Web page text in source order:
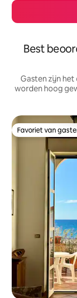
Best
Gasten zijn het
worden hoog
Favoriet van
Favoriet van